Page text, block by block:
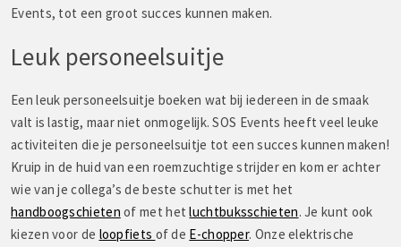
Events, tot een groot succes kunnen maken.
Leuk personeelsuitje
Een leuk personeelsuitje boeken wat bij iedereen in de smaak
valt is lastig, maar niet onmogelijk. SOS Events heeft veel leuke
activiteiten die je personeelsuitje tot een succes kunnen maken!
Kruip in de huid van een roemzuchtige strijder en kom er achter
wie van je collega’s de beste schutter is met het
handboogschieten of met hetluchtbuksschieten. Je kunt ook
kiezen voor de loopfiets of de E-chopper. Onze elektrische